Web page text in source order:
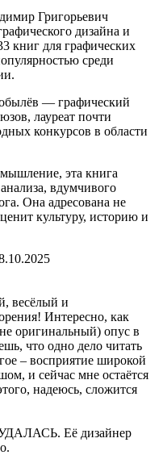
Григорьевич
дизайна и
книг для графических
среди
— графический
лауреат почти
конкурсов в области
эта книга
вдумчивого
Она адресована не
культуру, историю и
весёлый и
Интересно, как
оригинальный) опус в
что одно дело читать
– восприятие широкой
и сейчас мне остаётся
надеюсь, сложится
Её дизайнер